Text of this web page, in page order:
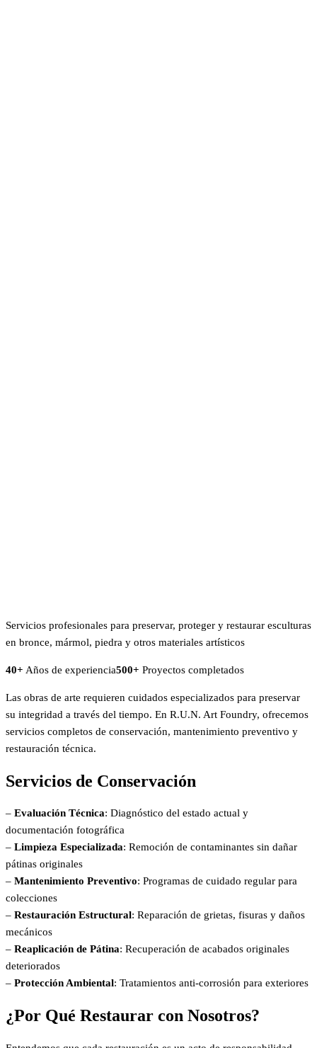
Servicios profesionales para preservar, proteger y restaurar esculturas
en bronce, mármol, piedra y otros materiales artísticos
40+ Años de experiencia500+ Proyectos completados
Las obras de arte requieren cuidados especializados para preservar
su integridad a través del tiempo. En R.U.N. Art Foundry, ofrecemos
servicios completos de conservación, mantenimiento preventivo y
restauración técnica.
Servicios de Conservación
– Evaluación Técnica: Diagnóstico del estado actual y
documentación fotográfica
– Limpieza Especializada: Remoción de contaminantes sin dañar
pátinas originales
– Mantenimiento Preventivo: Programas de cuidado regular para
colecciones
– Restauración Estructural: Reparación de grietas, fisuras y daños
mecánicos
– Reaplicación de Pátina: Recuperación de acabados originales
deteriorados
– Protección Ambiental: Tratamientos anti-corrosión para exteriores
¿Por Qué Restaurar con Nosotros?